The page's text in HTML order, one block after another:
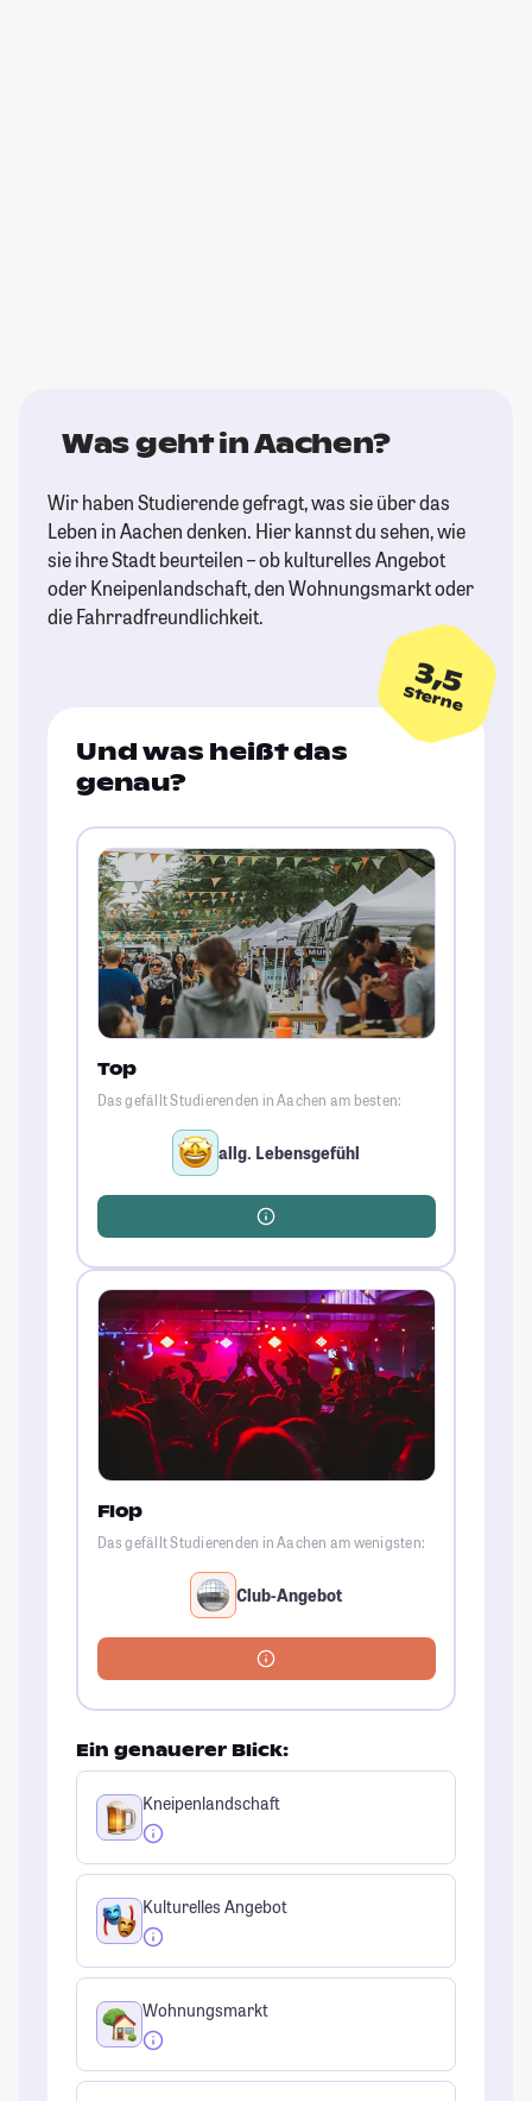
Was geht in Aachen?
Wir haben Studierende gefragt, was sie über das
Leben in Aachen denken. Hier kannst du sehen, wie
sie ihre Stadt beurteilen – ob kulturelles Angebot
oder Kneipenlandschaft, den Wohnungsmarkt oder
die Fahrradfreundlichkeit.
3,5
Sterne
Und was heißt das
genau?
Top
Das gefällt Studierenden in Aachen am besten:
allg. Lebensgefühl
Flop
Das gefällt Studierenden in Aachen am wenigsten:
Club-Angebot
Ein genauerer Blick:
Kneipenlandschaft
Kulturelles Angebot
Wohnungsmarkt